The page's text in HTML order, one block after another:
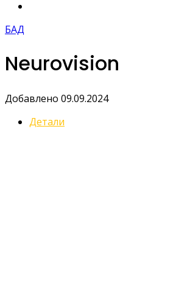
БАД
Neurovision
Добавлено 09.09.2024
Детали